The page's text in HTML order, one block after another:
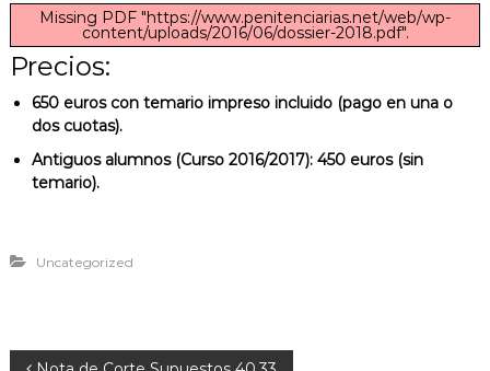
Missing PDF "https://www.penitenciarias.net/web/wp-
content/uploads/2016/06/dossier-2018.pdf".
Precios:
650 euros con temario impreso incluido (pago en una o
dos cuotas).
Antiguos alumnos (Curso 2016/2017): 450 euros (sin
temario).
Uncategorized